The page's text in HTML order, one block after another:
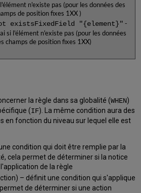
n'existe pas (pour les données des
de position fixes 1XX )
existsFixedField "{element}" -
si l'élément n'existe pas (pour les données
champs de position fixes 1XX)
la règle dans sa globalité (WHEN)
(IF). La même condition aura des
en fonction du niveau sur lequel elle est
condition qui doit être remplie par la
cela permet de déterminer si la notice
de la règle
– définit une condition qui s'applique
de déterminer si une action